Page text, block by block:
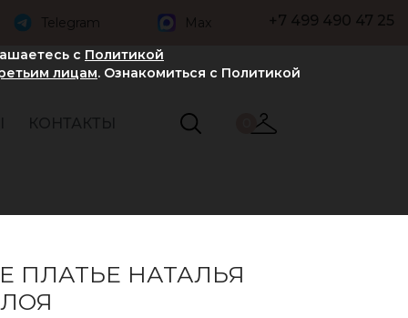
Telegram Max +7 499 490 47 25
КОНТАКТЫ
ПЛАТЬЕ НАТАЛЬЯ
с Политикой
лицам. Ознакомиться с Политикой